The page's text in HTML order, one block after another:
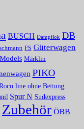
BUSCH Dampflok DB
FS Güterwagen
Märklin
PIKO
line ohne Bettung
Spur N Sudexpress
Zubehör ÖBB